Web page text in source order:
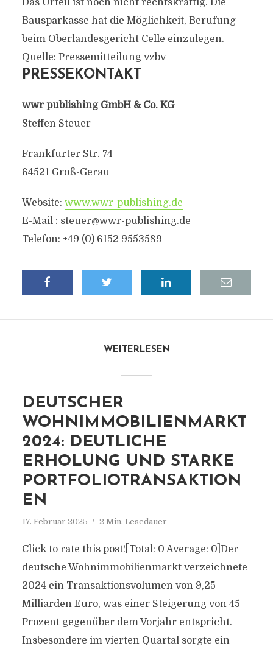
Das Urteil ist noch nicht rechtskräftig. Die
Bausparkasse hat die Möglichkeit, Berufung
beim Oberlandesgericht Celle einzulegen.
Quelle: Pressemitteilung vzbv
PRESSEKONTAKT
wwr publishing GmbH & Co. KG
Steffen Steuer
Frankfurter Str. 74
64521 Groß-Gerau
Website: www.wwr-publishing.de
E-Mail : steuer@wwr-publishing.de
Telefon: +49 (0) 6152 9553589
WEITERLESEN
DEUTSCHER
WOHNIMMOBILIENMARKT
2024: DEUTLICHE
ERHOLUNG UND STARKE
PORTFOLIOTRANSAKTION
EN
17. Februar 2025 2 Min. Lesedauer
Click to rate this post![Total: 0 Average: 0]Der
deutsche Wohnimmobilienmarkt verzeichnete
2024 ein Transaktionsvolumen von 9,25
Milliarden Euro, was einer Steigerung von 45
Prozent gegenüber dem Vorjahr entspricht.
Insbesondere im vierten Quartal sorgte ein